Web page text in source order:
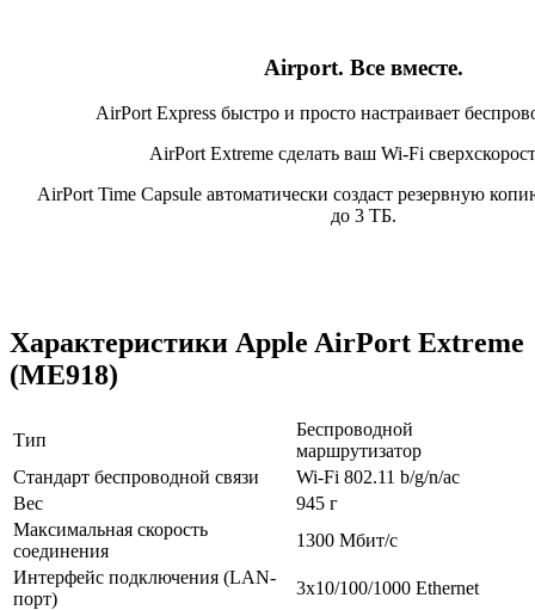
Airport. Все вместе.
AirPort Express быстро и просто настраивает
AirPort Extreme сделать ваш Wi-Fi
AirPort Time Capsule автоматически создаст резервную
до 3 ТБ.
Характеристики Apple AirPort Extreme
(ME918)
Тип
Беспpоводной
маpшpутизатоp
Стандарт беспроводной связи
Wi-Fi 802.11 b/g/n/ac
Вес
945 г
Максимальная скорость
соединения
1300 Мбит/с
Интерфейс подключения (LAN-
порт)
3x10/100/1000 Ethernet